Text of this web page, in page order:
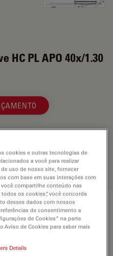
HC PL APO 40x/1.30
Finder , compare
and find the best fit for
cookies e outras tecnologias de
a você para realizar
uso de nosso site, fornecer
com base em suas interações com
compartilhe conteúdo nas
os cookies”, você concorda
desses dados com nossos
de consentimento a
de Cookies” na parte
Aviso de Cookies para saber mais
Details